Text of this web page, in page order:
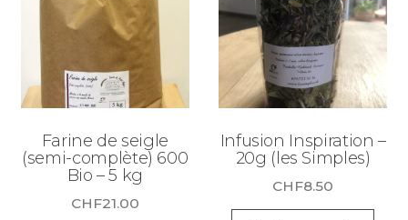
Farine de seigle
(semi-complète) 600
Bio – 5 kg
CHF21.00
Infusion Inspiration –
20g (les Simples)
CHF8.50